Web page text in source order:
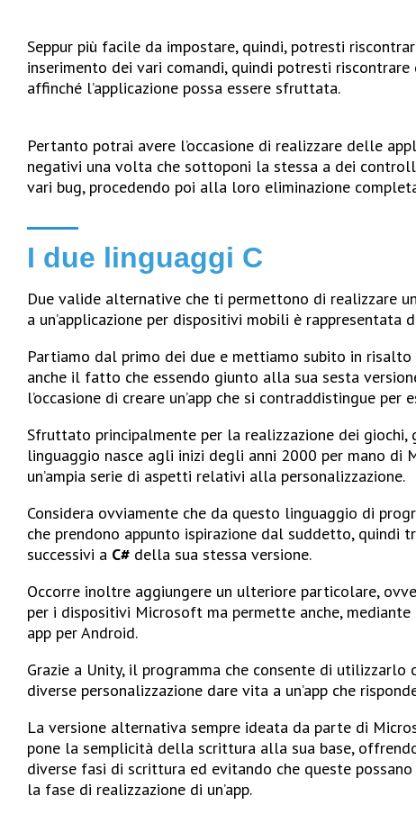
Seppur più facile da impostare, quindi, potresti
inserimento dei vari comandi, quindi potresti
affinché l’applicazione possa essere sfruttata.
Pertanto potrai avere l’occasione di realizzare delle
negativi una volta che sottoponi la stessa a dei
vari bug, procedendo poi alla loro eliminazione
I due linguaggi C
Due valide alternative che ti permettono di realizzare
a un’applicazione per dispositivi mobili è rappresentata
Partiamo dal primo dei due e mettiamo subito in
anche il fatto che essendo giunto alla sua sesta
l’occasione di creare un’app che si contraddistingue per
Sfruttato principalmente per la realizzazione dei giochi,
linguaggio nasce agli inizi degli anni 2000 per mano
un’ampia serie di aspetti relativi alla personalizzazione.
Considera ovviamente che da questo linguaggio di
che prendono appunto ispirazione dal suddetto, quindi
successivi a C# della sua stessa versione.
Occorre inoltre aggiungere un ulteriore particolare,
per i dispositivi Microsoft ma permette anche,
app per Android.
Grazie a Unity, il programma che consente di
diverse personalizzazione dare vita a un’app che
La versione alternativa sempre ideata da parte di
pone la semplicità della scrittura alla sua base,
diverse fasi di scrittura ed evitando che queste
la fase di realizzazione di un’app.